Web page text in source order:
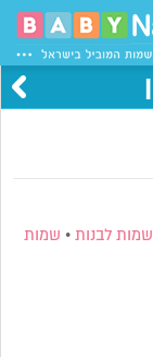
שמות לבנות • שמות